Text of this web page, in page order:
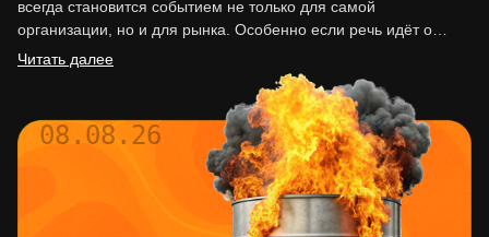
всегда становится событием не только для самой
организации, но и для рынка. Особенно если речь идёт о
подозрении…
Читать далее
08.08.26